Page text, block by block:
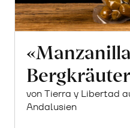
von Tierra y Libertad
Andalusien